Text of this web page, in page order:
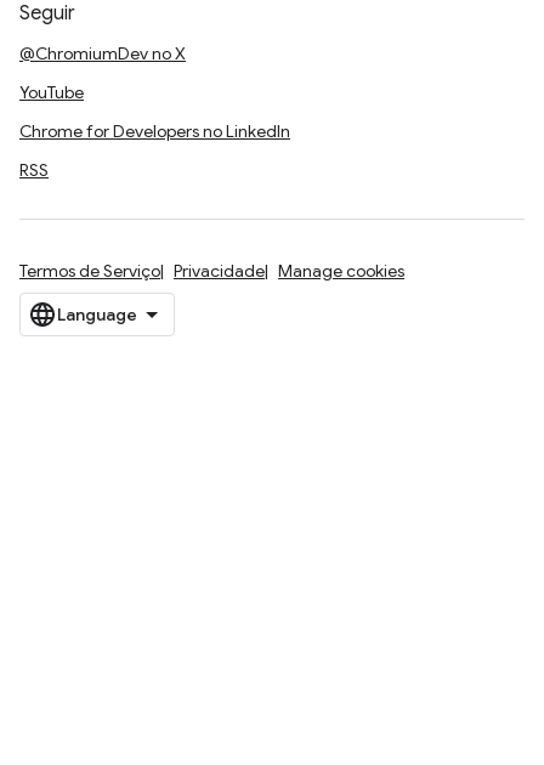
Seguir
@ChromiumDev no X
YouTube
Chrome for Developers no LinkedIn
RSS
Termos de Serviço Privacidade Manage cookies